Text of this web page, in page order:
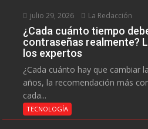
julio 29, 2026 La Redacción
¿Cada cuánto tiempo
contraseñas realmente?
los expertos
¿Cada cuánto hay que cambiar
años, la recomendación más
cada...
TECNOLOGÍA